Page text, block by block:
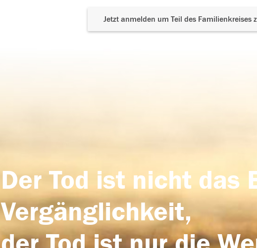
Jetzt anmelden um Teil des Familienkreises
Der Tod ist nicht das
Vergänglichkeit,